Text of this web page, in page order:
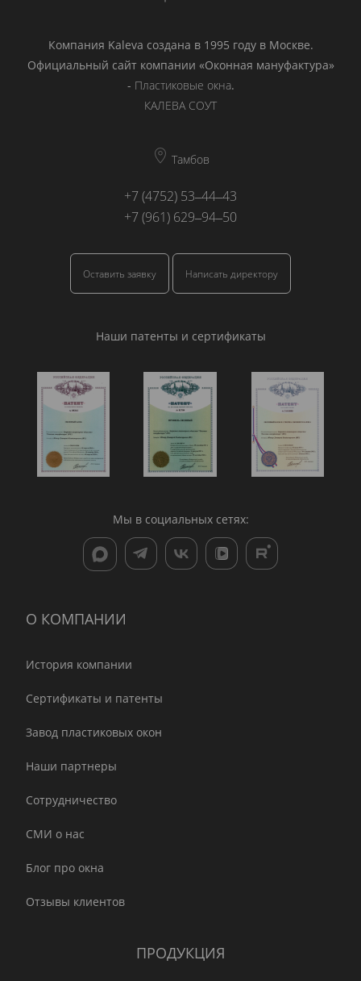
Компания Kaleva создана в 1995 году в Москве.
Официальный сайт компании «Оконная мануфактура»
- Пластиковые окна.
КАЛЕВА СОУТ
Тамбов
+7 (4752) 53‒44‒43
+7 (961) 629‒94‒50
Оставить заявку Написать директору
Наши патенты и сертификаты
Мы в социальных сетях:
О КОМПАНИИ
История компании
Сертификаты и патенты
Завод пластиковых окон
Наши партнеры
Сотрудничество
СМИ о нас
Блог про окна
Отзывы клиентов
ПРОДУКЦИЯ